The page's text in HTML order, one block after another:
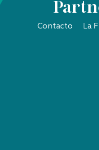
Contacto La